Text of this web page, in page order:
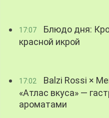
17:07
Блюдо дня:
красной икрой
17:02
Balzi Rossi ×
«Атлас вкуса» —
ароматами